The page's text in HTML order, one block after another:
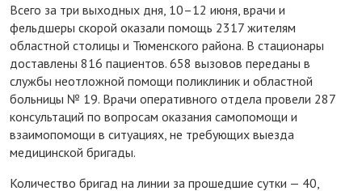
Всего за три выходных дня, 10–12 июня, врачи и
фельдшеры скорой оказали помощь 2317 жителям
областной столицы и Тюменского района. В стационары
доставлены 816 пациентов. 658 вызовов переданы в
службы неотложной помощи поликлиник и областной
больницы № 19. Врачи оперативного отдела провели 287
консультаций по вопросам оказания самопомощи и
взаимопомощи в ситуациях, не требующих выезда
медицинской бригады.
Количество бригад на линии за прошедшие сутки — 40,